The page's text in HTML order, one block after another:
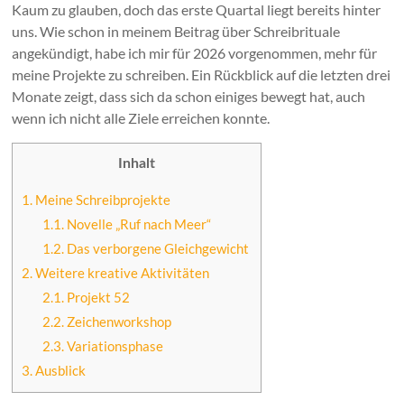
Kaum zu glauben, doch das erste Quartal liegt bereits hinter
uns. Wie schon in meinem Beitrag über Schreibrituale
angekündigt, habe ich mir für 2026 vorgenommen, mehr für
meine Projekte zu schreiben. Ein Rückblick auf die letzten drei
Monate zeigt, dass sich da schon einiges bewegt hat, auch
wenn ich nicht alle Ziele erreichen konnte.
Inhalt
1. Meine Schreibprojekte
1.1. Novelle „Ruf nach Meer“
1.2. Das verborgene Gleichgewicht
2.Weitere kreative Aktivitäten
2.1. Projekt 52
2.2. Zeichenworkshop
2.3.Variationsphase
3.Ausblick